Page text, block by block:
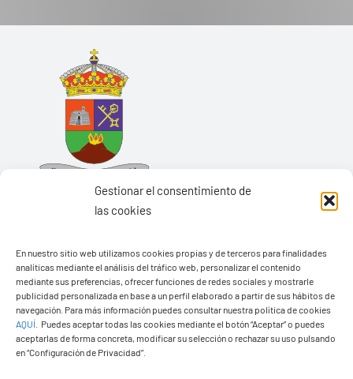
Gestionar el consentimiento de
las cookies
En nuestro sitio web utilizamos cookies propias y de terceros para finalidades
analíticas mediante el análisis del tráfico web, personalizar el contenido
mediante sus preferencias, ofrecer funciones de redes sociales y mostrarle
publicidad personalizada en base a un perfil elaborado a partir de sus hábitos de
navegación. Para más información puedes consultar nuestra política de cookies
AQUÍ
Puedes aceptar todas las cookies mediante el botón “Aceptar” o puedes
aceptarlas de forma concreta, modificar su selección o rechazar su uso pulsando
en “Configuración de Privacidad”.
Ayuntamiento de Yaiza
Pza. de Los Remedios, 1
35570 – Yaiza
Tel:928 83 62 20